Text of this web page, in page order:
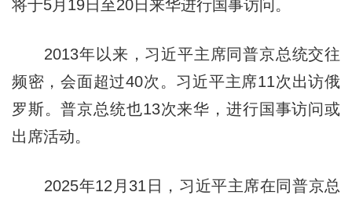
将于5月19日至20日来华进行国事访问。
2013年以来，习近平主席同普京总统交往
频密，会面超过40次。习近平主席11次出访俄
罗斯。普京总统也13次来华，进行国事访问或
出席活动。
2025年12月31日，习近平主席在同普京总